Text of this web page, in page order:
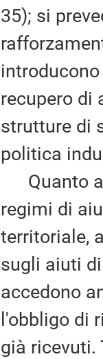
35); si
recupero di
strutture di
politica
Quanto
regimi di
territoriale,
sugli aiuti di
accedono
l'obbligo di
già ricevuti.